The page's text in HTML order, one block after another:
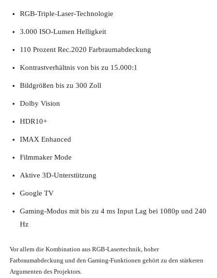
RGB-Triple-Laser-Technologie
3.000 ISO-Lumen Helligkeit
110 Prozent Rec.2020 Farbraumabdeckung
Kontrastverhältnis von bis zu 15.000:1
Bildgrößen bis zu 300 Zoll
Dolby Vision
HDR10+
IMAX Enhanced
Filmmaker Mode
Aktive 3D-Unterstützung
Google TV
Gaming-Modus mit bis zu 4 ms Input Lag bei 1080p und 240
Hz
Vor allem die Kombination aus RGB-Lasertechnik, hoher
Farbraumabdeckung und den Gaming-Funktionen gehört zu den stärkeren
Argumenten des Projektors.